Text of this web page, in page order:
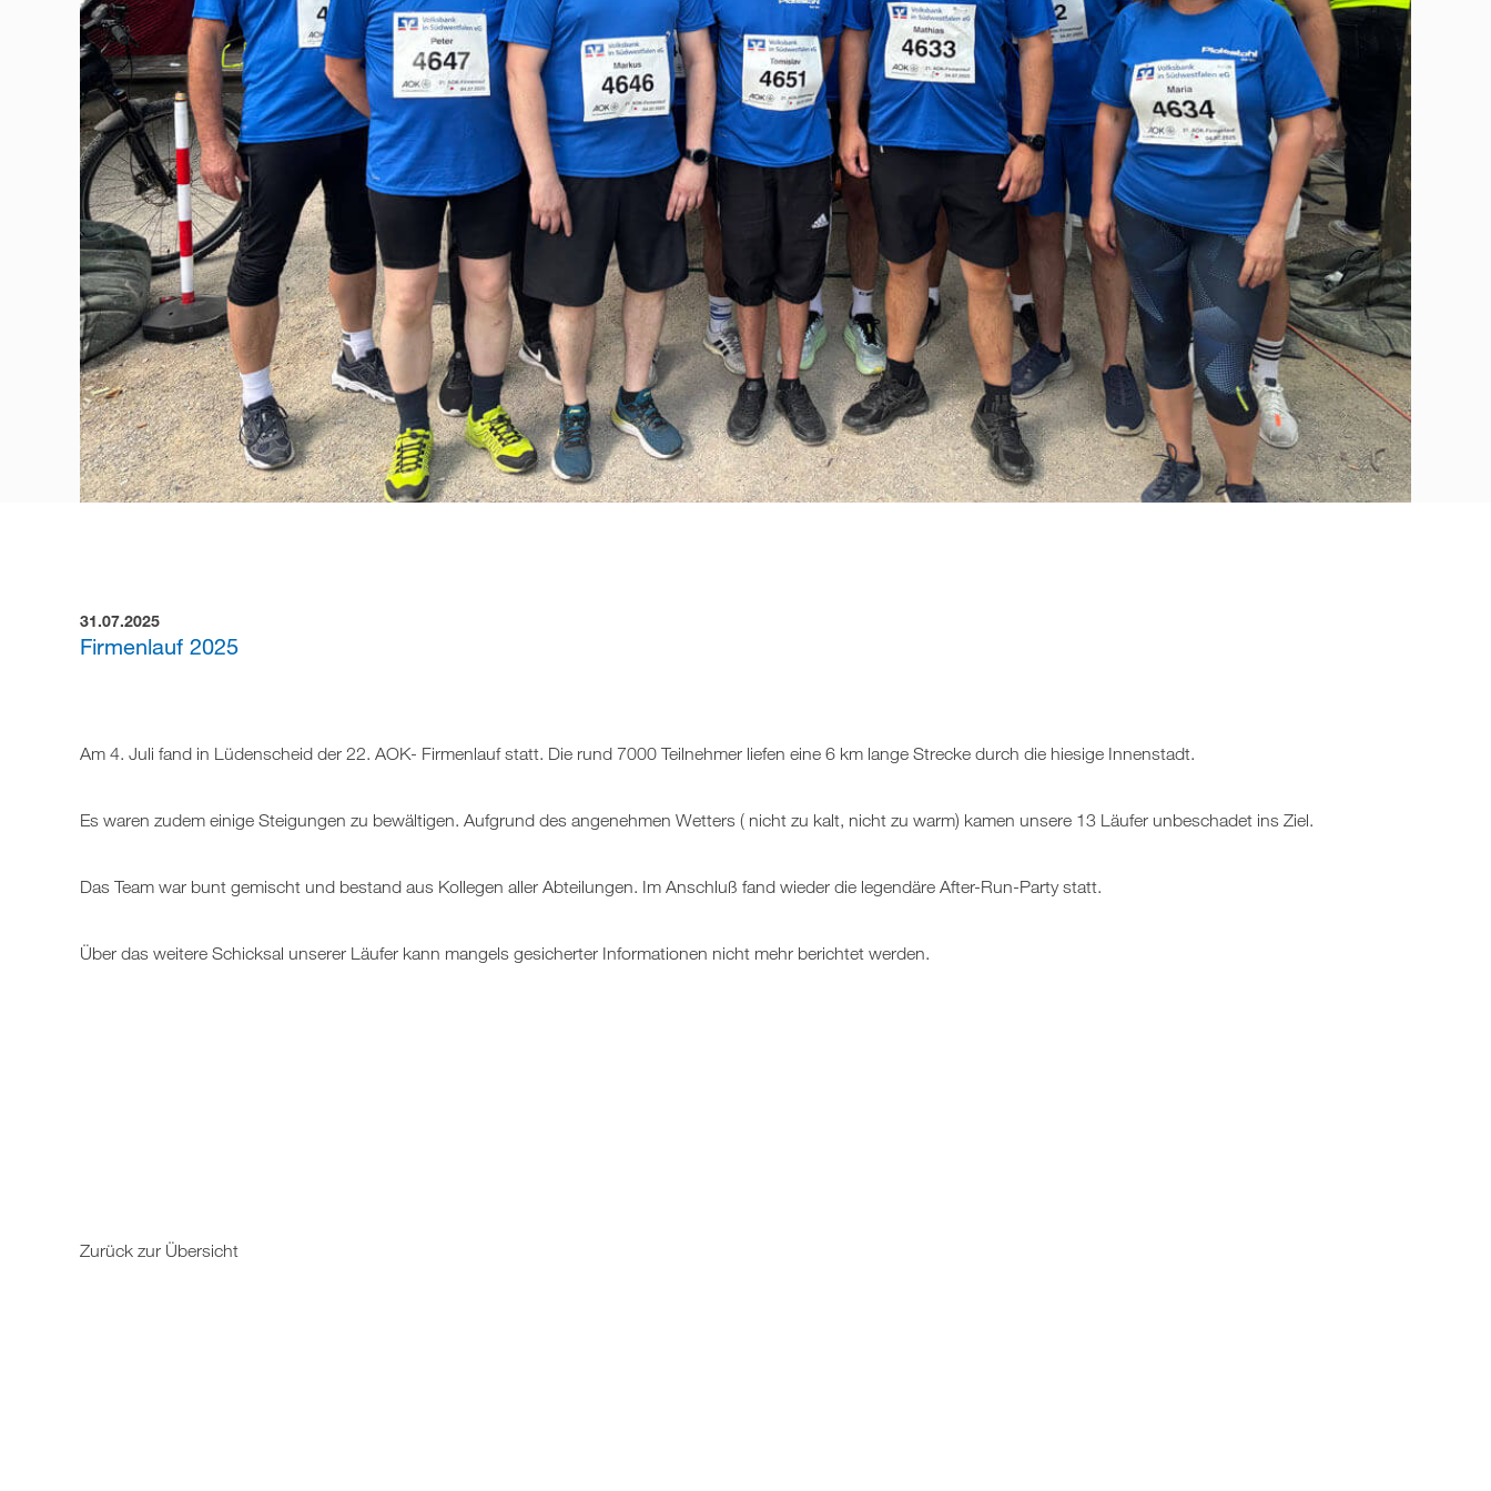
31.07.2025
Firmenlauf 2025
Am 4. Juli fand in Lüdenscheid der 22. AOK- Firmenlauf statt. Die rund 7000 Teilnehmer liefen eine 6 km lange Strecke durch die hiesige Innenstadt.
Es waren zudem einige Steigungen zu bewältigen. Aufgrund des angenehmen Wetters ( nicht zu kalt, nicht zu warm) kamen unsere 13 Läufer unbeschadet ins Ziel.
Das Team war bunt gemischt und bestand aus Kollegen aller Abteilungen. Im Anschluß fand wieder die legendäre After-Run-Party statt.
Über das weitere Schicksal unserer Läufer kann mangels gesicherter Informationen nicht mehr berichtet werden.
Zurück zur Übersicht